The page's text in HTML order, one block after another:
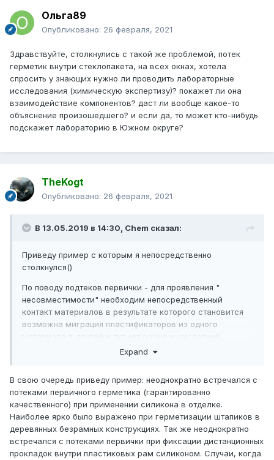
Ольга89
Опубликовано: 26 февраля, 2021
Здравствуйте, столкнулись с такой же проблемой, потек
герметик внутри стеклопакета, на всех окнах, хотела
спросить у знающих нужно ли проводить лабораторные
исследования (химическую экспертизу)? покажет ли она
взаимодействие компонентов? даст ли вообще какое-то
объяснение произошедшего? и если да, то может кто-нибудь
подскажет лабораторию в Южном округе?
TheKogt
Опубликовано: 26 февраля, 2021
В 13.05.2019 в 14:30, Chem сказал:
Приведу пример с которым я непосредственно
столкнулся()
По поводу подтеков первички - для проявления "
несовместимости" необходим непосредственный
контакт материалов в результате которого становится
возможна миграция пластификаторов из одного
силикон или нейтральный. В результате этой миграции
Пары воды с содержанием уксусной кислоты
(образуется при вулканизации уксусных силиконов)
могут повлиять только на карбонатный наполнитель во
вторичке (полимеры ПС, ПУ, ПИБ относительно стойки к
кислотам) , но концентрация их настолько мизерна, что
эффект будет скорей всего незаметен.
Expand
В свою очередь приведу пример: неоднократно встречался с
потеками первичного герметика (гарантированно
качественного) при применении силикона в отделке.
Наиболее ярко было выражено при герметизации штапиков в
деревянных безрамных конструкциях. Так же неоднократно
встречался с потеками первички при фиксации дистанционных
прокладок внутри пластиковых рам силиконом. Случаи, когда